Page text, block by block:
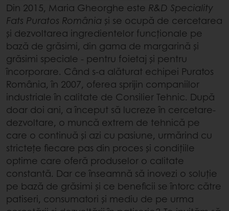
Din 2015, Maria Gheorghe este R&D Speciality
Fats Puratos România și se ocupă de cercetarea
și dezvoltarea ingredientelor funcționale pe
bază de grăsimi, din gama de margarină și
grăsimi speciale - pentru foietaj și pentru
încorporare. Când s-a alăturat echipei Puratos
România, în 2007, oferea sprijin companiilor
industriale în calitate de Consilier Tehnic. După
doar doi ani, a început să lucreze în cercetare-
dezvoltare, o muncă extrem de tehnică pe
care o continuă și azi cu pasiune, urmărind cu
strictețe fiecare pas din proces și condițiile
optime care oferă produselor o calitate
constantă. Dar ce înseamnă să inovezi o soluție
pe bază de grăsimi și ce beneficii se întorc către
patiseri, consumatori și mediu de pe urma